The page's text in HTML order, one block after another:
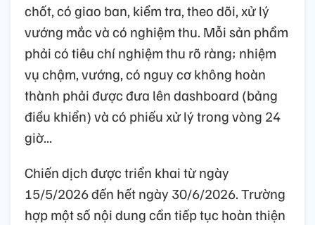
chốt, có giao ban, kiểm tra, theo dõi, xử lý
vướng mắc và có nghiệm thu. Mỗi sản phẩm
phải có tiêu chí nghiệm thu rõ ràng; nhiệm
vụ chậm, vướng, có nguy cơ không hoàn
thành phải được đưa lên dashboard (bảng
điều khiển) và có phiếu xử lý trong vòng 24
giờ...
Chiến dịch được triển khai từ ngày
15/5/2026 đến hết ngày 30/6/2026. Trường
hợp một số nội dung cần tiếp tục hoàn thiện